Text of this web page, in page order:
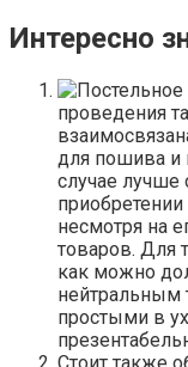
Интересно
проведения
для пошива и
случае лучше
приобретении
несмотря на
товаров. Для
как можно
нейтральным
простыми в